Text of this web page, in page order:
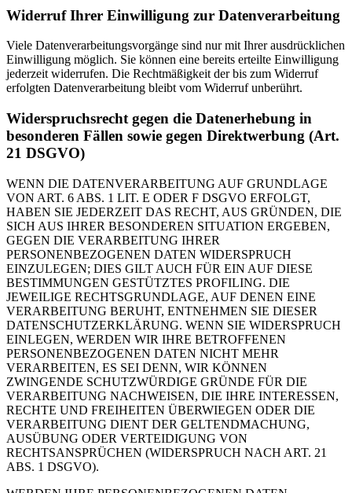
Widerruf Ihrer Einwilligung zur Datenverarbeitung
Viele Datenverarbeitungsvorgänge sind nur mit Ihrer ausdrücklichen
Einwilligung möglich. Sie können eine bereits erteilte Einwilligung
jederzeit widerrufen. Die Rechtmäßigkeit der bis zum Widerruf
erfolgten Datenverarbeitung bleibt vom Widerruf unberührt.
Widerspruchsrecht gegen die Datenerhebung in
besonderen Fällen sowie gegen Direktwerbung (Art.
21 DSGVO)
WENN DIE DATENVERARBEITUNG AUF GRUNDLAGE
VON ART. 6 ABS. 1 LIT. E ODER F DSGVO ERFOLGT,
HABEN SIE JEDERZEIT DAS RECHT, AUS GRÜNDEN, DIE
SICH AUS IHRER BESONDEREN SITUATION ERGEBEN,
GEGEN DIE VERARBEITUNG IHRER
PERSONENBEZOGENEN DATEN WIDERSPRUCH
EINZULEGEN; DIES GILT AUCH FÜR EIN AUF DIESE
BESTIMMUNGEN GESTÜTZTES PROFILING. DIE
JEWEILIGE RECHTSGRUNDLAGE, AUF DENEN EINE
VERARBEITUNG BERUHT, ENTNEHMEN SIE DIESER
DATENSCHUTZERKLÄRUNG. WENN SIE WIDERSPRUCH
EINLEGEN, WERDEN WIR IHRE BETROFFENEN
PERSONENBEZOGENEN DATEN NICHT MEHR
VERARBEITEN, ES SEI DENN, WIR KÖNNEN
ZWINGENDE SCHUTZWÜRDIGE GRÜNDE FÜR DIE
VERARBEITUNG NACHWEISEN, DIE IHRE INTERESSEN,
RECHTE UND FREIHEITEN ÜBERWIEGEN ODER DIE
VERARBEITUNG DIENT DER GELTENDMACHUNG,
AUSÜBUNG ODER VERTEIDIGUNG VON
RECHTSANSPRÜCHEN (WIDERSPRUCH NACH ART. 21
ABS. 1 DSGVO).